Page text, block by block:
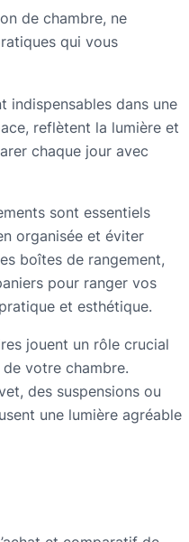
de chambre, ne
qui vous
indispensables dans une
reflètent la lumière et
chaque jour avec
sont essentiels
organisée et éviter
boîtes de rangement,
pour ranger vos
et esthétique.
jouent un rôle crucial
de votre chambre.
des suspensions ou
une lumière agréable